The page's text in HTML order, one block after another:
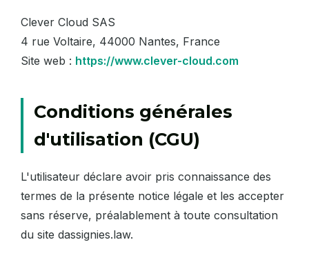
Clever Cloud SAS
4 rue Voltaire, 44000 Nantes, France
Site web : https://www.clever-cloud.com
Conditions générales
d'utilisation (CGU)
L'utilisateur déclare avoir pris connaissance des
termes de la présente notice légale et les accepter
sans réserve, préalablement à toute consultation
du site dassignies.law.